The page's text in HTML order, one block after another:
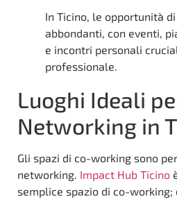
In Ticino, le opportunità
abbondanti, con eventi,
e incontri personali
professionale.
Luoghi Ideali
Networking in
Gli spazi di co-working sono
networking. Impact Hub Ticino
semplice spazio di co-working;